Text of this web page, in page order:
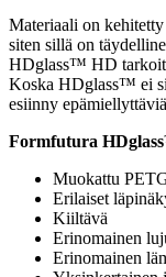
Materiaali on
siten sillä on
HDglass™ HD
Koska HDglass™ ei
esiinny
Formfutura
Muokattu
Erilaiset
Kiiltävä
Erinomainen
Erinomainen